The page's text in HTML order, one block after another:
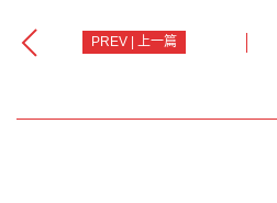
PREV | 上一篇